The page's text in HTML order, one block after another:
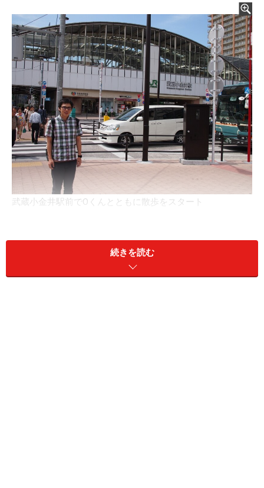
武蔵小金井駅前でOくんとともに散歩をスタート
メールでプロデューサー交代の挨拶がきたので、
どこか散歩へ行きたいところがあるかと尋ねてみた。
続きを読む